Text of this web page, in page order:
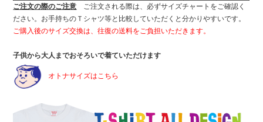
ご注文の際のご注意 ご注文される際は、必ずサイズチャートをご確認く
ださい。お手持ちのＴシャツ等と比較していただくと分かりやすいです。
ご購入後のサイズ交換は、往復の送料をご負担いただきます。
子供から大人までおそろいで着ていただけます
オトナサイズはこちら